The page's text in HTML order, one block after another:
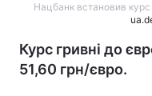
Нацбанк встановив
Курс гривні до
51,60 грн/євро.